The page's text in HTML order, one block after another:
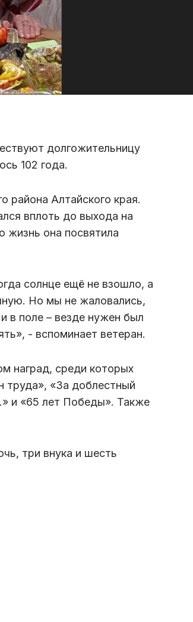
долгожительницу
102 года.
Алтайского края.
вплоть до выхода на
жизнь она посвятила
солнце ещё не взошло, а
Но мы не жаловались,
в поле – везде нужен был
- вспоминает ветеран.
наград, среди которых
труда», «За доблестный
и «65 лет Победы». Также
три внука и шесть